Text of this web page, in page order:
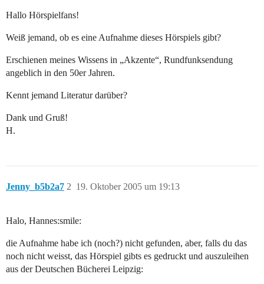
Hallo Hörspielfans!
Weiß jemand, ob es eine Aufnahme dieses Hörspiels gibt?
Erschienen meines Wissens in „Akzente“, Rundfunksendung
angeblich in den 50er Jahren.
Kennt jemand Literatur darüber?
Dank und Gruß!
H.
Jenny_b5b2a7 19. Oktober 2005 um 19:13
2
Halo, Hannes:smile:
die Aufnahme habe ich (noch?) nicht gefunden, aber, falls du das
noch nicht weisst, das Hörspiel gibts es gedruckt und auszuleihen
aus der Deutschen Bücherei Leipzig: